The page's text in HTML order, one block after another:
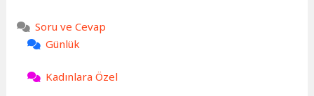
Soru ve Cevap
Günlük
Kadınlara Özel